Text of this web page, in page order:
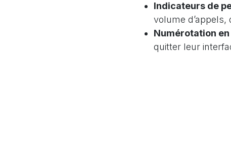
Indicateurs de
volume
Numérotation
quitter leur